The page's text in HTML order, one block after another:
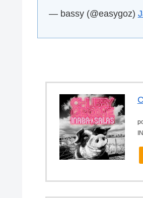
— bassy (@easygoz)